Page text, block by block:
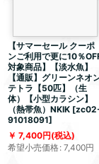
【サマーセール クーポ
ンご利用で更に10％
対象商品】【淡水魚】
【通販】グリーンネオ
テトラ【50匹】（生
体）【小型カラシン】
（熱帯魚）NKIK [
91018091]
7,400円(税込)
希望小売価格: 7,400円